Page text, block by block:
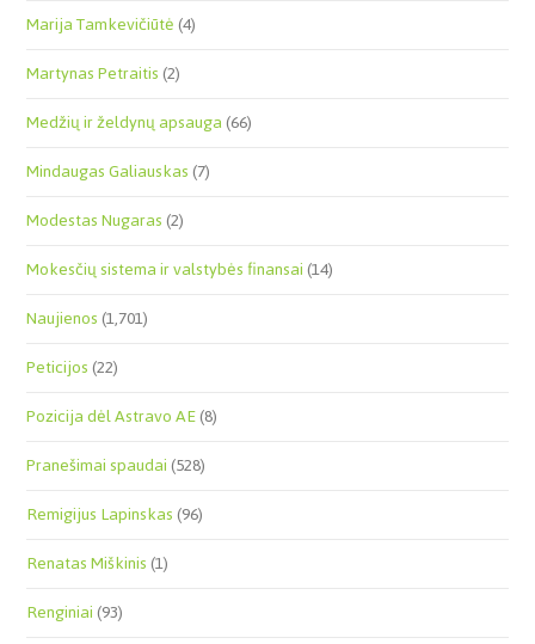
Marija Tamkevičiūtė(4)
Martynas Petraitis(2)
Medžių ir želdynų apsauga(66)
Mindaugas Galiauskas(7)
Modestas Nugaras(2)
Mokesčių sistema ir valstybės finansai(14)
Naujienos(1,701)
Peticijos(22)
Pozicija dėl Astravo AE(8)
Pranešimai spaudai(528)
Remigijus Lapinskas(96)
Renatas Miškinis(1)
Renginiai(93)